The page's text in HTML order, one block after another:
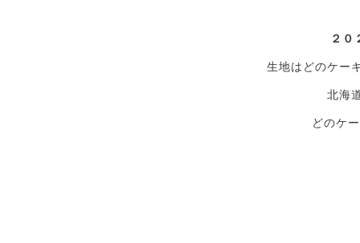
２０
生地はどのケー
北海
どのケ